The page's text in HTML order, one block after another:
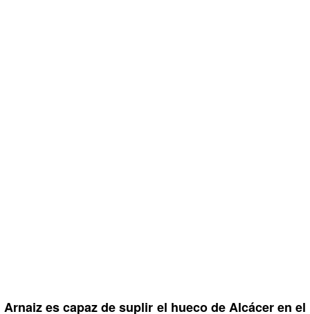
Arnaiz es capaz de suplir el hueco de Alcácer en el